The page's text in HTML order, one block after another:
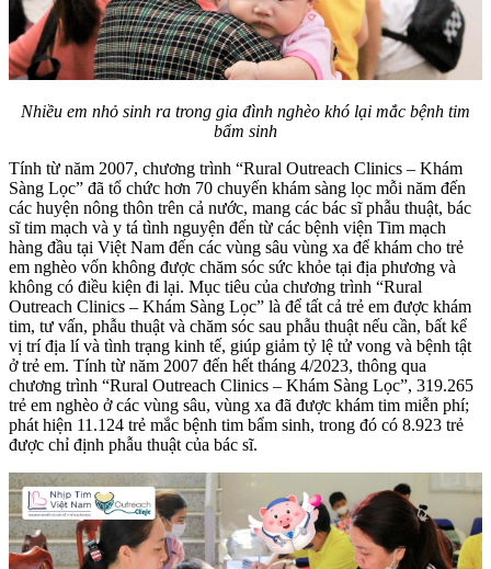
Nhiều em nhỏ sinh ra trong gia đình nghèo khó lại mắc bệnh tim
bẩm sinh
Tính từ năm 2007, chương trình “Rural Outreach Clinics – Khám
Sàng Lọc” đã tổ chức hơn 70 chuyến khám sàng lọc mỗi năm đến
các huyện nông thôn trên cả nước, mang các bác sĩ phẫu thuật, bác
sĩ tim mạch và y tá tình nguyện đến từ các bệnh viện Tim mạch
hàng đầu tại Việt Nam đến các vùng sâu vùng xa để khám cho trẻ
em nghèo vốn không được chăm sóc sức khỏe tại địa phương và
không có điều kiện đi lại. Mục tiêu của chương trình “Rural
Outreach Clinics – Khám Sàng Lọc” là để tất cả trẻ em được khám
tim, tư vấn, phẫu thuật và chăm sóc sau phẫu thuật nếu cần, bất kể
vị trí địa lí và tình trạng kinh tế, giúp giảm tỷ lệ tử vong và bệnh tật
ở trẻ em. Tính từ năm 2007 đến hết tháng 4/2023, thông qua
chương trình “Rural Outreach Clinics – Khám Sàng Lọc”, 319.265
trẻ em nghèo ở các vùng sâu, vùng xa đã được khám tim miễn phí;
phát hiện 11.124 trẻ mắc bệnh tim bẩm sinh, trong đó có 8.923 trẻ
được chỉ định phẫu thuật của bác sĩ.